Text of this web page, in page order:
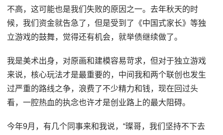
不高，这可能也是我们失败的原因之一。去年秋天的时
候，我们资金就告急了，但是受到了《中国式家长》等独
立游戏的鼓舞，觉得还有机会，就举债继续做了。
我是美术出身，对原画和建模容易苛求，但对于独立游戏
来说，核心玩法才是最重要的，中间我和两个联创也发生
过严重的路线之争，浪费了不少精力和钱，现在回过头
看，一腔热血的执念也许才是创业路上的最大阻碍。
今年9月，有几个同事来和我说，“璨哥，我们坚持不下去